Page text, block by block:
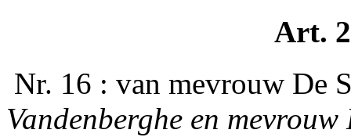
Art. 2
Nr. 16 : van mevrouw De
Vandenberghe en